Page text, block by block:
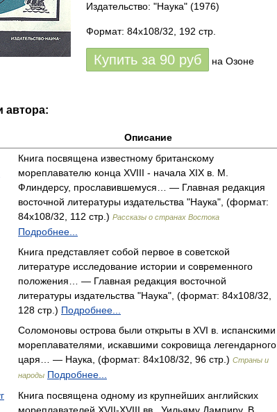
Издательство: "Наука" (1976)
Формат: 84x108/32, 192 стр.
Купить за 90 руб на Озоне
автора:
Описание
Книга посвящена известному британскому
мореплавателю конца XVIII - начала XIX в. М.
Флиндерсу, прославившемуся… — Главная редакция
восточной литературы издательства "Наука", (формат:
84x108/32, 112 стр.) Рассказы о странах Востока
Подробнее...
Книга представляет собой первое в советской
литературе исследование истории и современного
положения… — Главная редакция восточной
литературы издательства "Наука", (формат: 84x108/32,
128 стр.) Подробнее...
Соломоновы острова были открыты в XVI в. испанскими
мореплавателями, искавшими сокровища легендарного
царя… — Наука, (формат: 84x108/32, 96 стр.) Страны и
народы Подробнее...
Книга посвящена одному из крупнейших английских